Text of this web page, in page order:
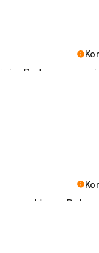
Podczas
sklepu.